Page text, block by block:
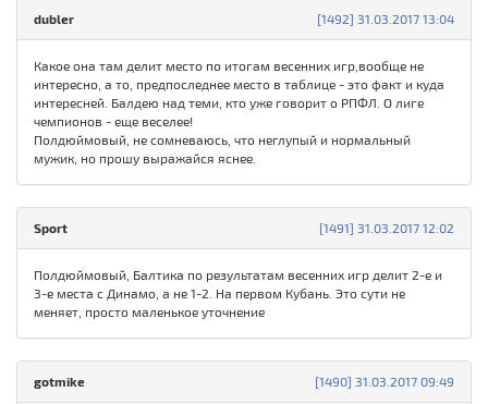
[1492] 31.03.2017 13:04
dubler
Какое она там делит место по итогам весенних игр,вообще не
интересно, а то, предпоследнее место в таблице - это факт и куда
интересней. Балдею над теми, кто уже говорит о РПФЛ. О лиге
чемпионов - еще веселее!
Полдюймовый, не сомневаюсь, что неглупый и нормальный
мужик, но прошу выражайся яснее.
[1491] 31.03.2017 12:02
Sport
Полдюймовый, Балтика по результатам весенних игр делит 2-е и
3-е места с Динамо, а не 1-2. На первом Кубань. Это сути не
меняет, просто маленькое уточнение
[1490] 31.03.2017 09:49
gotmike